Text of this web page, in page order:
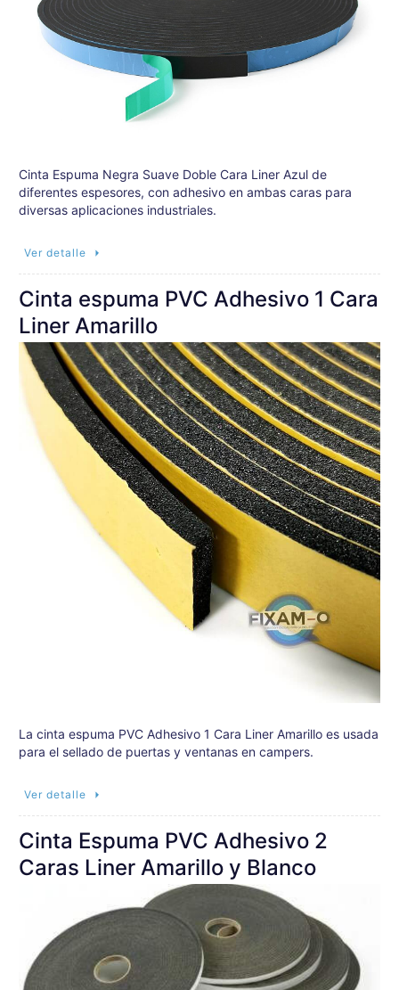
Cinta Espuma Negra Suave Doble Cara Liner Azul de
diferentes espesores, con adhesivo en ambas caras para
diversas aplicaciones industriales.
Ver detalle
Cinta espuma PVC Adhesivo 1 Cara
Liner Amarillo
La cinta espuma PVC Adhesivo 1 Cara Liner Amarillo es usada
para el sellado de puertas y ventanas en campers.
Ver detalle
Cinta Espuma PVC Adhesivo 2
Caras Liner Amarillo y Blanco